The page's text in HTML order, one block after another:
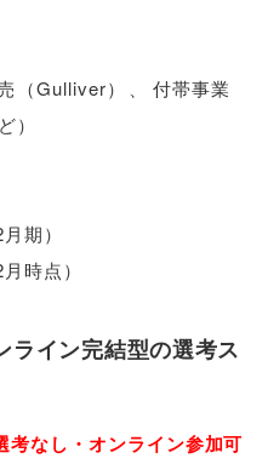
（Gulliver）
付帯事業
）
期）
時点）
ライン完結型の選考ス
考なし・オンライン参加可